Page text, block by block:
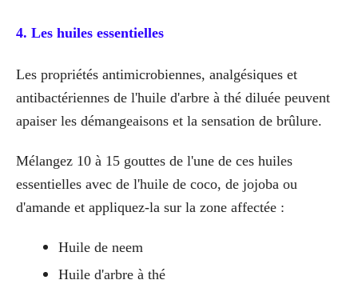
4. Les huiles essentielles
Les propriétés antimicrobiennes, analgésiques et
antibactériennes de l'huile d'arbre à thé diluée peuvent
apaiser les démangeaisons et la sensation de brûlure.
Mélangez 10 à 15 gouttes de l'une de ces huiles
essentielles avec de l'huile de coco, de jojoba ou
d'amande et appliquez-la sur la zone affectée :
Huile de neem
Huile d'arbre à thé